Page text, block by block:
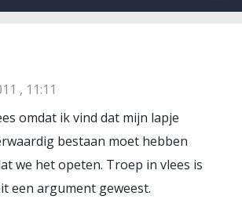
, 11:11
omdat ik vind dat mijn lapje
bestaan moet hebben
we het opeten. Troep in vlees is
een argument geweest.